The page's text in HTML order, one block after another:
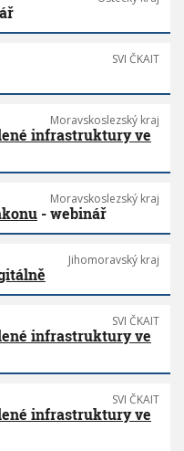
SVI ČKAIT
Moravskoslezský kraj
infrastruktury ve
Moravskoslezský kraj
- webinář
Jihomoravský kraj
SVI ČKAIT
infrastruktury ve
SVI ČKAIT
infrastruktury ve